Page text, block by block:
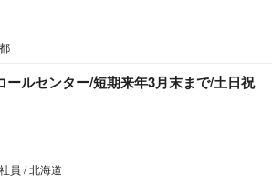
ールセンター/短期来年3月末まで/土日祝
員 / 北海道